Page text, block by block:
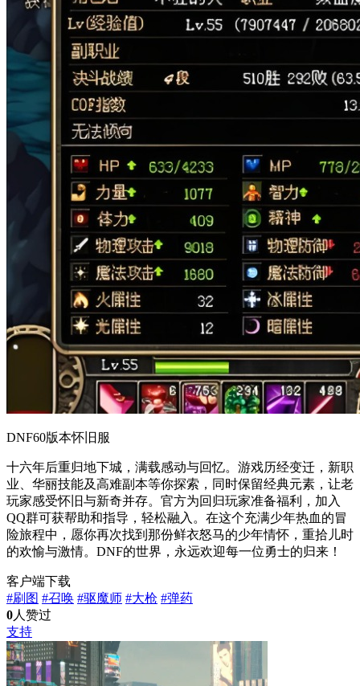
DNF60版本怀旧服
十六年后重归地下城，满载感动与回忆。游戏历经变迁，新职
业、华丽技能及高难副本等你探索，同时保留经典元素，让老
玩家感受怀旧与新奇并存。官方为回归玩家准备福利，加入
QQ群可获帮助和指导，轻松融入。在这个充满少年热血的冒
险旅程中，愿你再次找到那份鲜衣怒马的少年情怀，重拾儿时
的欢愉与激情。DNF的世界，永远欢迎每一位勇士的归来！
客户端下载
#刷图 #召唤 #驱魔师 #大枪 #弹药
0人赞过
支持